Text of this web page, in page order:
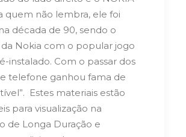
quem não lembra, ele foi
década de 90, sendo o
Nokia com o popular jogo
instalado. Com o passar dos
telefone ganhou fama de
Estes materiais estão
para visualização na
de Longa Duração e